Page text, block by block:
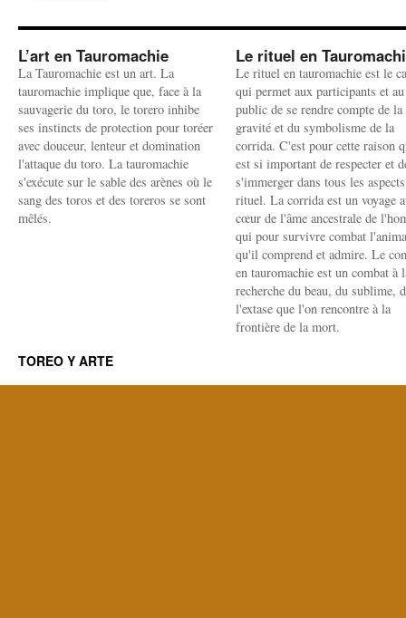
L’art en Tauromachie
La Tauromachie est un art. La
tauromachie implique que, face à la
sauvagerie du toro, le torero inhibe
ses instincts de protection pour toréer
avec douceur, lenteur et domination
l'attaque du toro. La tauromachie
s'exécute sur le sable des arènes où le
sang des toros et des toreros se sont
mêlés.
Le rituel en
Le rituel en tauromachie est le
qui permet aux participants et au
public de se rendre compte de la
gravité et du symbolisme de la
corrida. C'est pour cette raison
est si important de respecter et
s'immerger dans tous les
rituel. La corrida est un voyage
cœur de l'âme ancestrale de
qui pour survivre combat
qu'il comprend et admire. Le
en tauromachie est un combat à
recherche du beau, du sublime,
l'extase que l'on rencontre à la
frontière de la mort.
TOREO Y ARTE